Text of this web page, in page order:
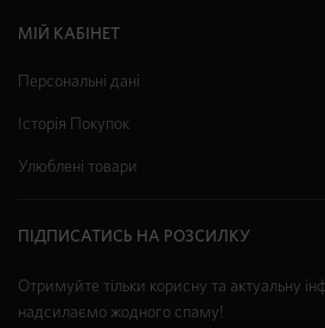
МІЙ КАБІНЕТ
Персональні дані
Історія Покупок
Улюблені товари
ПІДПИСАТИСЬ НА РОЗСИЛКУ
Отримуйте тільки корисну та актуальну
надсилаємо жодного спаму!